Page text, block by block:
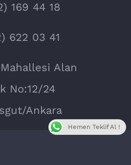
169 44 18
622 03 41
Alan
No:12/24
Ankara
Hemen Teklif Al !